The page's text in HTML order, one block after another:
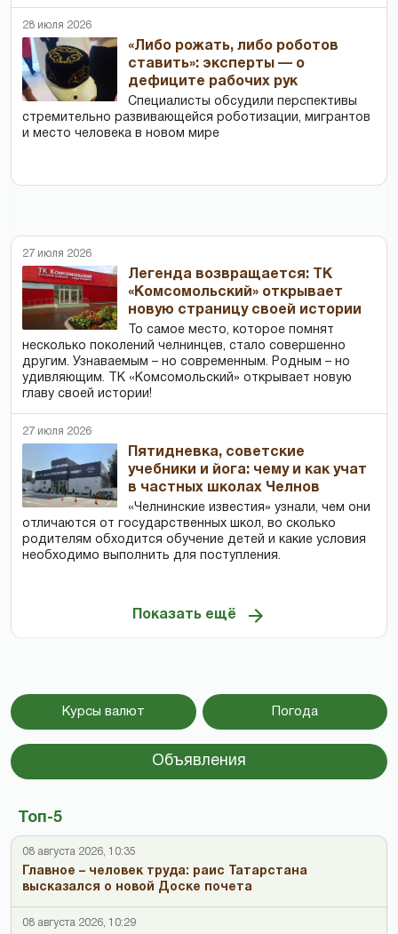
28 июля 2026
«Либо рожать, либо роботов
ставить»: эксперты — о
дефиците рабочих рук
Специалисты обсудили перспективы
стремительно развивающейся роботизации, мигрантов
и место человека в новом мире
27 июля 2026
Легенда возвращается: ТК
«Комсомольский» открывает
новую страницу своей истории
То самое место, которое помнят
несколько поколений челнинцев, стало совершенно
другим. Узнаваемым – но современным. Родным – но
удивляющим. ТК «Комсомольский» открывает новую
главу своей истории!
27 июля 2026
Пятидневка, советские
учебники и йога: чему и как учат
в частных школах Челнов
«Челнинские известия» узнали, чем они
отличаются от государственных школ, во сколько
родителям обходится обучение детей и какие условия
необходимо выполнить для поступления.
Показать ещё
Курсы валют Погода
Объявления
Топ-5
08 августа 2026, 10:35
Главное – человек труда: раис Татарстана
высказался о новой Доске почета
08 августа 2026, 10:29